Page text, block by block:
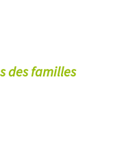
des familles